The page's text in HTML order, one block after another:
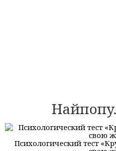
Психологический тест